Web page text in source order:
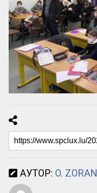
АУТОР: O. ZORAN